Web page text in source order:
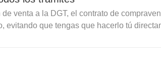
venta a la DGT, el contrato de
evitando que tengas que hacerlo tú